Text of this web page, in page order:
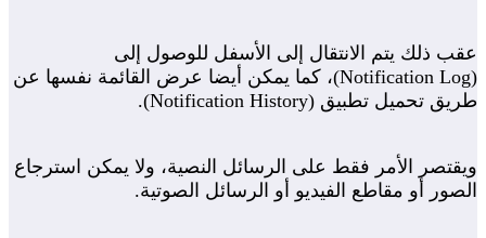
عقب ذلك يتم الانتقال إلى الأسفل للوصول إلى
(Notification Log)، كما يمكن أيضا عرض القائمة نفسها عن
طريق تحميل تطبيق (Notification History).
ويقتصر الأمر فقط على الرسائل النصية، ولا يمكن استرجاع
الصور أو مقاطع الفيديو أو الرسائل الصوتية.